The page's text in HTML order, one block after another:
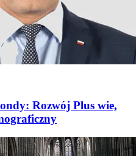
Rozwój Plus wie,